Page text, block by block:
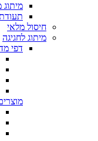
חיסול מלאי
מיתוג לחגיגה
דפי